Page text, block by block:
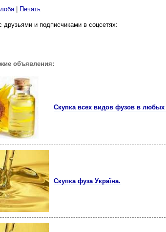
| Печать
друзьями и подписчиками в соцсетях:
объявления:
Скупка всех видов фузов в любых
Скупка фуза Україна.